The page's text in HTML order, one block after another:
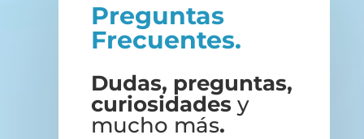
Preguntas
Frecuentes.
Dudas, preguntas,
curiosidadesy
mucho más.